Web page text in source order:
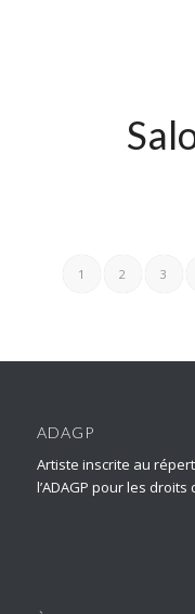
1 2 3
ADAGP
Artiste inscrite au
l’ADAGP pour les